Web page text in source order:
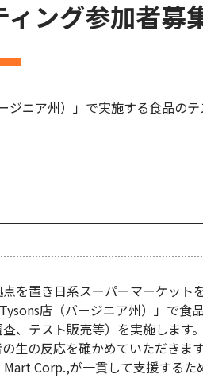
ング参加者募
ニア州）」で実施する食品の
を置き日系スーパーマーケッ
店（バージニア州）」で食
査、テスト販売等）を実施します
生の反応を確かめていただきま
Corp.,が一貫して支援するた